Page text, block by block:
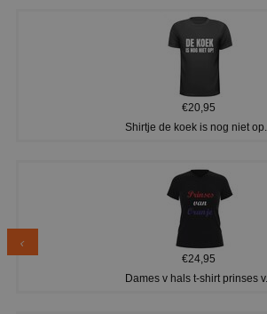
€20,95
Shirtje de koek is nog niet op...
€24,95
Dames v hals t-shirt prinses v...